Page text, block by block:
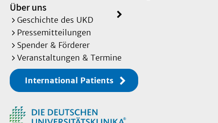
Über uns
Geschichte des UKD
Pressemitteilungen
Spender & Förderer
Veranstaltungen & Termine
International Patients